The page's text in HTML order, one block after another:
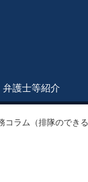
弁護士等紹介
コラム（排隊のでき